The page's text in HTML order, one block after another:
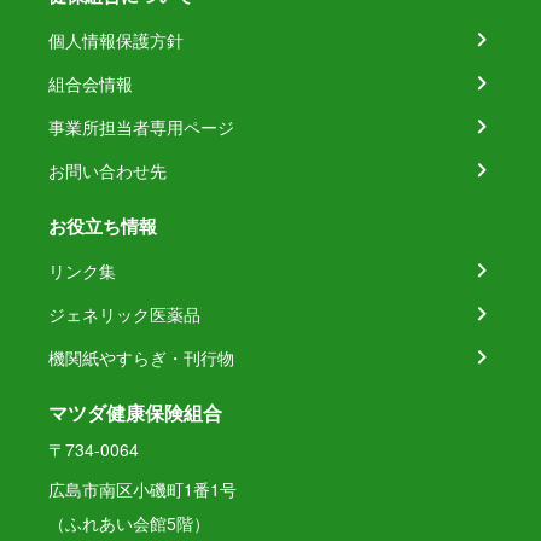
個人情報保護方針
組合会情報
事業所担当者専用ページ
お問い合わせ先
お役立ち情報
リンク集
ジェネリック医薬品
機関紙やすらぎ・刊行物
マツダ健康保険組合
〒734-0064
広島市南区小磯町1番1号
（ふれあい会館5階）